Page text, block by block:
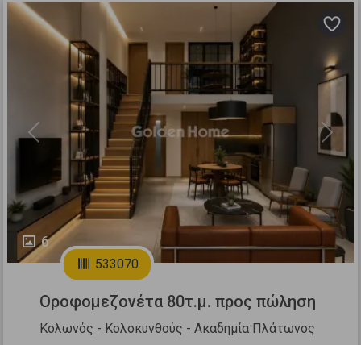
6
Previous Next
533070
Οροφομεζονέτα 80τ.μ. προς πώληση
Κολωνός - Κολοκυνθούς - Ακαδημία Πλάτωνος